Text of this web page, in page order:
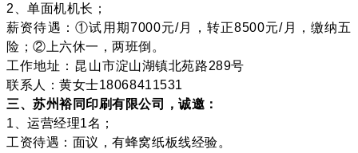
2、单面机机长；
薪资待遇：①试用期7000元/月，转正8500元/月，缴纳五
险；②上六休一，两班倒。
工作地址：昆山市淀山湖镇北苑路289号
联系人：黄女士18068411531
三、苏州裕同印刷有限公司，诚邀：
1、运营经理1名；
工资待遇：面议，有蜂窝纸板线经验。